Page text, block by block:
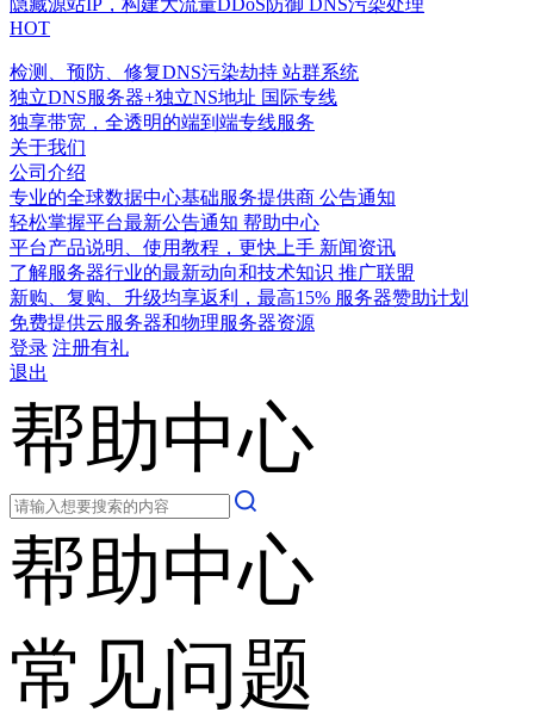
隐藏源站IP，构建大流量DDoS防御
DNS污染处理
HOT
检测、预防、修复DNS污染劫持 站群系统
独立DNS服务器+独立NS地址 国际专线
独享带宽，全透明的端到端专线服务
关于我们
公司介绍
专业的全球数据中心基础服务提供商 公告通知
轻松掌握平台最新公告通知 帮助中心
平台产品说明、使用教程，更快上手 新闻资讯
了解服务器行业的最新动向和技术知识 推广联盟
新购、复购、升级均享返利，最高15% 服务器赞助计划
免费提供云服务器和物理服务器资源
登录 注册有礼
退出
帮助中心
帮助中心
常见问题